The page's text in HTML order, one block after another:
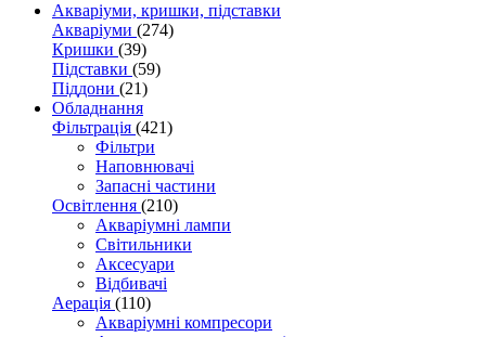
Акваріуми, кришки, підставки
Акваріуми (274)
Кришки (39)
Підставки (59)
Піддони (21)
Обладнання
Фільтрація (421)
Фільтри
Наповнювачі
Запасні частини
Освітлення (210)
Акваріумні лампи
Світильники
Аксесуари
Відбивачі
Аерація (110)
Акваріумні компресори